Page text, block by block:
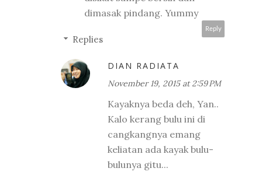
dimasak pindang. Yummy
Reply
Replies
DIAN RADIATA
November 19, 2015 at 2:59 PM
Kayaknya beda deh, Yan..
Kalo kerang bulu ini di
cangkangnya emang
keliatan ada kayak bulu-
bulunya gitu...